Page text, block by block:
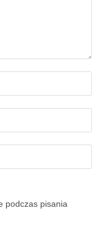
podczas pisania